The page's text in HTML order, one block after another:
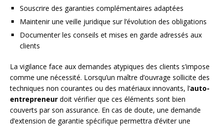
Souscrire des garanties complémentaires adaptées
Maintenir une veille juridique sur l’évolution des obligations
Documenter les conseils et mises en garde adressés aux
clients
La vigilance face aux demandes atypiques des clients s’impose
comme une nécessité. Lorsqu’un maître d’ouvrage sollicite des
techniques non courantes ou des matériaux innovants, l’auto-
entrepreneur doit vérifier que ces éléments sont bien
couverts par son assurance. En cas de doute, une demande
d’extension de garantie spécifique permettra d’éviter une